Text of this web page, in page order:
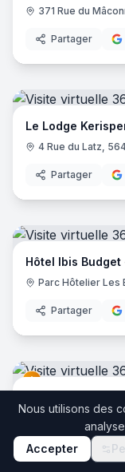
371 Rue du
Partager
Le Lodge
4 Rue du Latz,
Partager
Hôtel Ibis
Partager
2 Bis Rue du 24
Partager
Nous utilisons des
Accepter